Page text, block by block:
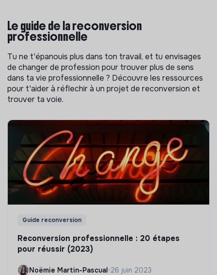
Le guide de la reconversion
professionnelle
Tu ne t'épanouis plus dans ton travail, et tu envisages
de changer de profession pour trouver plus de sens
dans ta vie professionnelle ? Découvre les ressources
pour t'aider à réflechir à un projet de reconversion et
trouver ta voie.
Guide reconversion
Reconversion professionnelle : 20 étapes
pour réussir (2023)
Noëmie Martin-Pascual•26 juin 2023